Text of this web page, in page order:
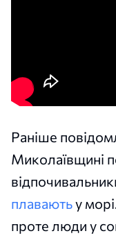
Раніше
Миколаївщині
плаваютьу
проте люди у